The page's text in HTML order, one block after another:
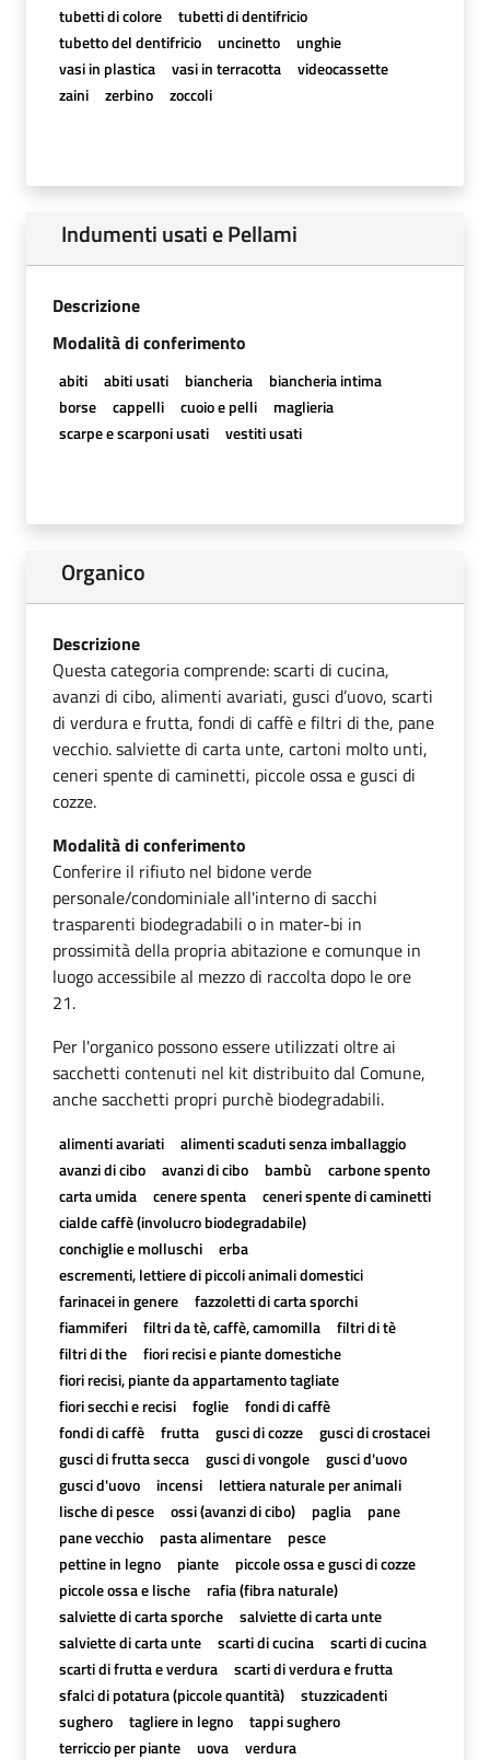
tubetti di colore
tubetti di dentifricio
tubetto del dentifricio
uncinetto
unghie
vasi in plastica
vasi in terracotta
videocassette
zaini
zerbino zoccoli
Indumenti usati e Pellami
Descrizione
Modalità di conferimento
abiti abiti usati biancheria
biancheria intima
borse
cappelli cuoio e pelli
maglieria
scarpe e scarponi usati
vestiti usati
Organico
Descrizione
Questa categoria comprende: scarti di cucina,
avanzi di cibo, alimenti avariati, gusci d’uovo, scarti
di verdura e frutta, fondi di caffè e filtri di the, pane
vecchio. salviette di carta unte, cartoni molto unti,
ceneri spente di caminetti, piccole ossa e gusci di
cozze.
Modalità di conferimento
Conferire il rifiuto nel bidone verde
personale/condominiale all'interno di sacchi
trasparenti biodegradabili o in mater-bi in
prossimità della propria abitazione e comunque in
luogo accessibile al mezzo di raccolta dopo le ore
21.
Per l'organico possono essere utilizzati oltre ai
sacchetti contenuti nel kit distribuito dal Comune,
anche sacchetti propri purchè biodegradabili.
alimenti avariati
alimenti scaduti senza imballaggio
avanzi di cibo
avanzi di cibo bambù
carbone spento
carta umida
cenere spenta
ceneri spente di caminetti
cialde caffè (involucro biodegradabile)
conchiglie e molluschi
erba
escrementi, lettiere di piccoli animali domestici
farinacei in genere
fazzoletti di carta sporchi
fiammiferi
filtri da tè, caffè, camomilla
filtri di tè
filtri di the
fiori recisi e piante domestiche
fiori recisi, piante da appartamento tagliate
fiori secchi e recisi
foglie
fondi di caffè
fondi di caffè
frutta gusci di cozze
gusci di crostacei
gusci di frutta secca
gusci di vongole
gusci d'uovo
gusci d'uovo
incensi
lettiera naturale per animali
lische di pesce
ossi (avanzi di cibo) paglia
pane
pane vecchio
pasta alimentare
pesce
pettine in legno
piante
piccole ossa e gusci di cozze
piccole ossa e lische
rafia (fibra naturale)
salviette di carta sporche
salviette di carta unte
salviette di carta unte
scarti di cucina
scarti di cucina
scarti di frutta e verdura
scarti di verdura e frutta
sfalci di potatura (piccole quantità)
stuzzicadenti
sughero
tagliere in legno
tappi sughero
terriccio per piante
uova verdura